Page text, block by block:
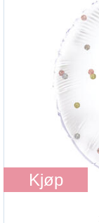
Kjøp